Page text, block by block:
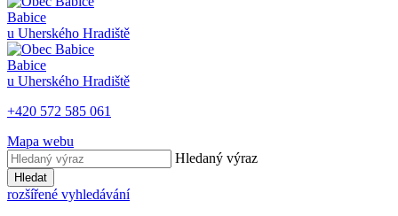
Babice
u Uherského Hradiště
Babice
u Uherského Hradiště
+420 572 585 061
Mapa webu
Hledaný výraz
Hledat
rozšířené vyhledávání